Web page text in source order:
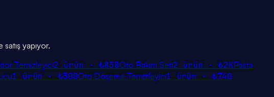
yapıyor.
Temizleyici2 ürün ·₺838Oto Bakım Seti2 ürün ·₺2KPasta
1 ürün · ₺300Oto Döşeme Temizleyici1 ürün · ₺740